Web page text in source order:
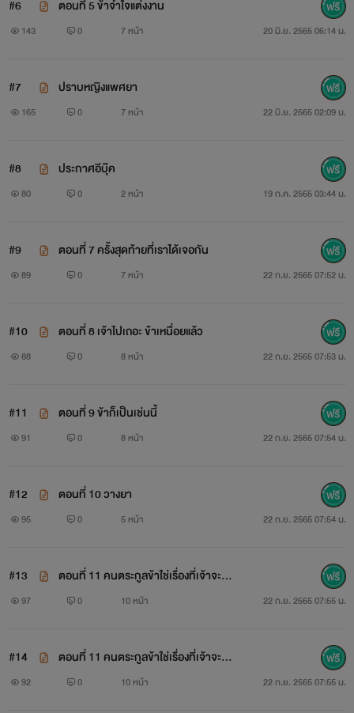
#6 ตอนที่ 5 ข้าจำใจแต่งงาน
143 0 7 หน้า 20 มิ.ย. 2565 06:14 น.
#7 ปราบหญิงแพศยา
165 0 7 หน้า 22 มิ.ย. 2565 02:09 น.
#8 ประกาศอีบุ๊ค
80 0 2 หน้า 19 ก.ค. 2565 03:44 น.
#9 ตอนที่ 7 ครั้งสุดท้ายที่เราได้เจอกัน
89 0 7 หน้า 22 ก.ย. 2565 07:52 น.
#10 ตอนที่ 8 เจ้าไปเถอะ ข้าเหนื่อยแล้ว
88 0 8 หน้า 22 ก.ย. 2565 07:53 น.
#11 ตอนที่ 9 ข้าก็เป็นเช่นนี้
91 0 8 หน้า 22 ก.ย. 2565 07:54 น.
#12 ตอนที่ 10 วางยา
95 0 5 หน้า 22 ก.ย. 2565 07:54 น.
#13
ตอนที่ 11 คนตระกูลข้าใช่เรื่องที่เจ้าจะม
าเหยียบย้ำได้
97 0 10 หน้า 22 ก.ย. 2565 07:55 น.
#14
ตอนที่ 11 คนตระกูลข้าใช่เรื่องที่เจ้าจะม
าเหยียบย้ำได้
92 0 10 หน้า 22 ก.ย. 2565 07:55 น.